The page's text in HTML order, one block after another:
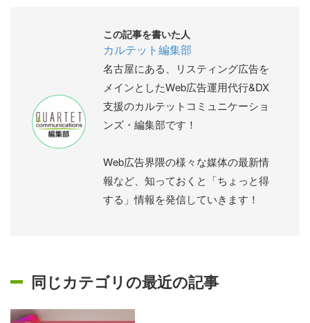
この記事を書いた人
カルテット編集部
名古屋にある、リスティング広告を
メインとしたWeb広告運用代行&DX
支援のカルテットコミュニケーショ
ンズ・編集部です！
Web広告界隈の様々な媒体の最新情
報など、知っておくと「ちょっと得
する」情報を発信していきます！
同じカテゴリの最近の記事